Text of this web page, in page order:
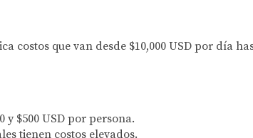
costos que van desde $10,000 USD por día
$500 USD por persona.
tienen costos elevados.